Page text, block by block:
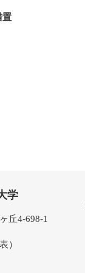
置
学
丘4-698-1
）